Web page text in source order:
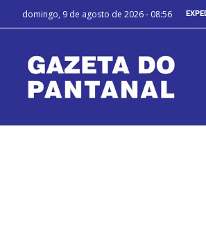
domingo, 9 de agosto de 2026 - 08:56